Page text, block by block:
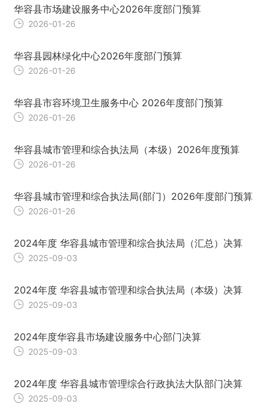
华容县市场建设服务中心2026年度部门预算
2026-01-26
华容县园林绿化中心2026年度部门预算
2026-01-26
华容县市容环境卫生服务中心 2026年度部门预算
2026-01-26
华容县城市管理和综合执法局（本级）2026年度预算
2026-01-26
华容县城市管理和综合执法局(部门）2026年度部门预算
2026-01-26
2024年度 华容县城市管理和综合执法局（汇总）决算
2025-09-03
2024年度 华容县城市管理和综合执法局（本级）决算
2025-09-03
2024年度华容县市场建设服务中心部门决算
2025-09-03
2024年度 华容县城市管理综合行政执法大队部门决算
2025-09-03